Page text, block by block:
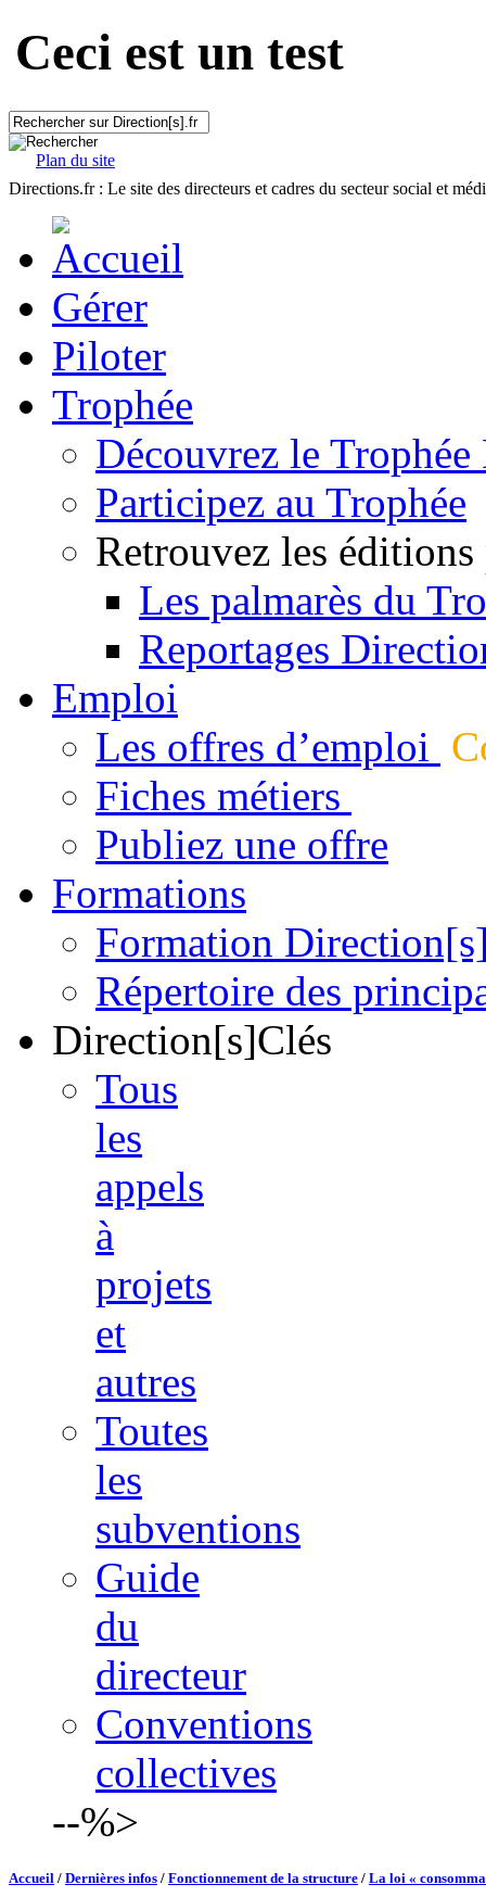
Ceci est un test
Plan du site
Directions.fr : Le site des directeurs et cadres du secteur social et
Gérer
Piloter
Trophée
Découvrez le
Participez au Trophée
Retrouvez les éditions
Les palmarès du
Reportages
Emploi
Les offres d’emploi
Fiches métiers
Publiez une offre
Formations
Formation
Répertoire des
Direction[s]Clés
Tous
les
appels
à
projets
et
autres
Toutes
les
subventions
Guide
du
directeur
Conventions
collectives
--%>
Accueil / Dernières infos / Fonctionnement de la structure / La loi «